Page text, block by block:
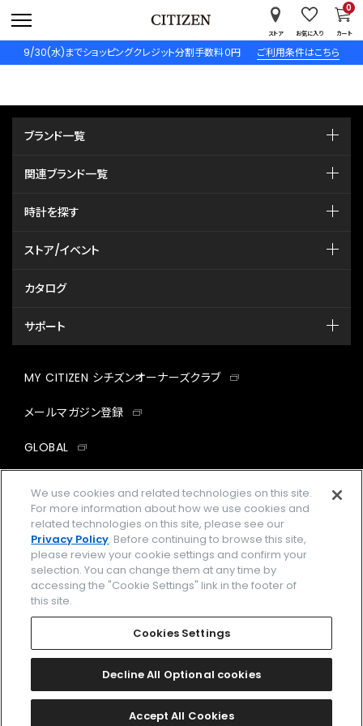
9/30(水)までショッピングクレジット分割手数料０円 ご利用条件はこちら
ストア お気に入り カート
0
ブランド一覧
関連ブランド一覧
時計を探す
ストア/イベント
カタログ
サポート
MY CITIZEN シチズンオーナーズクラブ
メールマガジン登録
GLOBAL
facebookinstagramtwitter
企業情報 ご利用規約
プライバシーポリシー Cookies Settings
Amazon PayはAmazon.com, Inc.またはその関連会社の商標です。
2026 CITIZEN WATCH CO., LTD.
We use cookies and related technologies on this site.
For more information about how we use cookies and
related technologies on this site, please see our
Privacy Policy. Before continuing to browse this site,
please review your cookie settings and confirm your
selection. You can change them at any time by
accessing the "Cookie Settings" link in the footer of
this site.
Cookies Settings
Decline All Optional cookies
Accept All Cookies